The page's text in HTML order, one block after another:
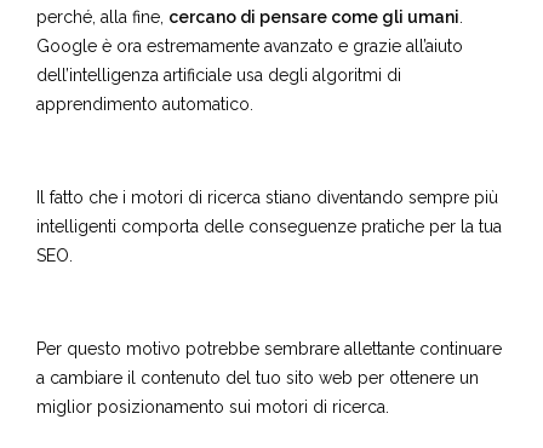
perché, alla fine, cercano di pensare come gli umani.
Google è ora estremamente avanzato e grazie all’aiuto
dell’intelligenza artificiale usa degli algoritmi di
apprendimento automatico.
Il fatto che i motori di ricerca stiano diventando sempre più
intelligenti comporta delle conseguenze pratiche per la tua
SEO.
Per questo motivo potrebbe sembrare allettante continuare
a cambiare il contenuto del tuo sito web per ottenere un
miglior posizionamento sui motori di ricerca.